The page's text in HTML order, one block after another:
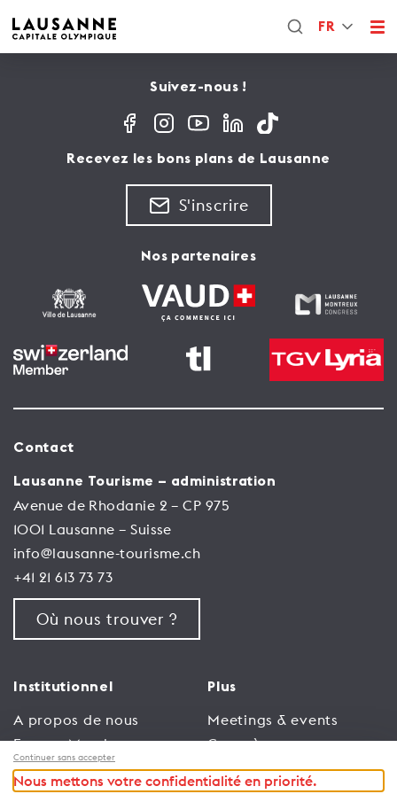
FR
Suivez-nous !
Recevez les bons plans de Lausanne
S'inscrire
Nos partenaires
Contact
Lausanne Tourisme – administration
Avenue de Rhodanie 2 – CP 975
1001 Lausanne – Suisse
info@lausanne-tourisme.ch
+41 21 613 73 73
Où nous trouver ?
Institutionnel
A propos de nous
Espace Membres
Emploi
Plus
Meetings & events
Congrès
Trade
Continuer sans accepter
Nous mettons votre confidentialité en priorité.